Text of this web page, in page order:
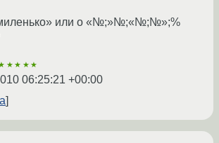
или о «№;»№;«№;№»;%
06:25:21 +00:00